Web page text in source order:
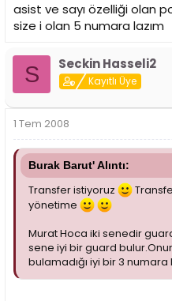
asist ve sayı özelliği olan
size i olan 5 numara lazım
S Seckin Hasseli2
Kayıtlı Üye
1 Tem 2008
Burak Barut' Alıntı:
Transfer istiyoruz
yönetime
Murat Hoca iki senedir
sene iyi bir guard
bulamadığı iyi bir 3 numara